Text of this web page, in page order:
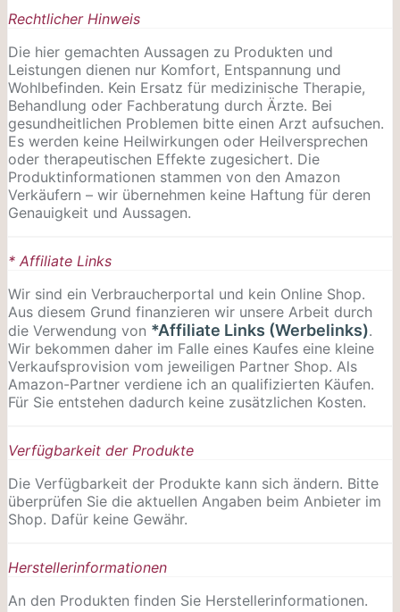
Rechtlicher Hinweis
Die hier gemachten Aussagen zu Produkten und
Leistungen dienen nur Komfort, Entspannung und
Wohlbefinden. Kein Ersatz für medizinische Therapie,
Behandlung oder Fachberatung durch Ärzte. Bei
gesundheitlichen Problemen bitte einen Arzt aufsuchen.
Es werden keine Heilwirkungen oder Heilversprechen
oder therapeutischen Effekte zugesichert. Die
Produktinformationen stammen von den Amazon
Verkäufern – wir übernehmen keine Haftung für deren
Genauigkeit und Aussagen.
* Affiliate Links
Wir sind ein Verbraucherportal und kein Online Shop.
Aus diesem Grund finanzieren wir unsere Arbeit durch
die Verwendung von *Affiliate Links (Werbelinks).
Wir bekommen daher im Falle eines Kaufes eine kleine
Verkaufsprovision vom jeweiligen Partner Shop. Als
Amazon-Partner verdiene ich an qualifizierten Käufen.
Für Sie entstehen dadurch keine zusätzlichen Kosten.
Verfügbarkeit der Produkte
Die Verfügbarkeit der Produkte kann sich ändern. Bitte
überprüfen Sie die aktuellen Angaben beim Anbieter im
Shop. Dafür keine Gewähr.
Herstellerinformationen
An den Produkten finden Sie Herstellerinformationen.